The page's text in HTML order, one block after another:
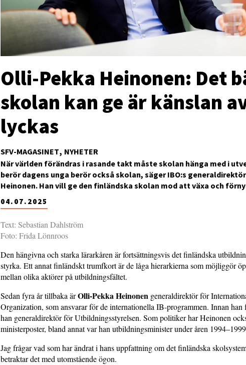
SFV-MAGASINET NYHETER
Olli-Pekka Heinonen: Det
skolan kan ge är känslan
lyckas
04.07.2025
När världen förändras i rasande takt måste skolan hänga med i
berör dagens unga berör också skolan, säger IBO:s
Heinonen. Han vill ge den finländska skolan mod att växa och
Text: Sebastian Dahlström
Foto: Frida Lönnroos
Den hängivna och starka lärarkåren är fortsättningsvis det finländska
styrka. Ett annat finländskt trumfkort är de låga hierarkierna som möjliggör
mellan olika aktörer på utbildningsfältet.
Sedan fyra år tillbaka ärOlli-Pekka Heinonen generaldirektör för
Organization, som ansvarar för de internationella IB-programmen. Innan
han generaldirektör för Utbildningsstyrelsen. Som politiker har Heinonen
ministerposter, bland annat var han utbildningsminister under åren
Jag frågar vad som har ändrat i hans uppfattning om det finländska
betraktar det med utomstående ögon.